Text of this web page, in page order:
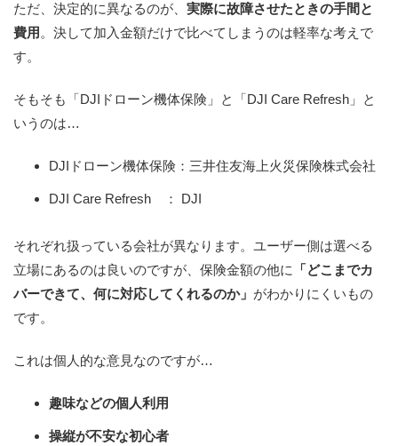
ただ、決定的に異なるのが、 実際に故障させたときの手間と
費用 。決して加入金額だけで比べてしまうのは軽率な考えで
す。
そもそも「DJIドローン機体保険」と「DJI Care Refresh」と
いうのは…
DJIドローン機体保険：三井住友海上火災保険株式会社
DJI Care Refresh ： DJI
それぞれ扱っている会社が異なります。ユーザー側は選べる
立場にあるのは良いのですが、保険金額の他に
「どこまでカ
バーできて、何に対応してくれるのか」 がわかりにくいもの
です。
これは個人的な意見なのですが…
趣味などの個人利用
操縦が不安な初心者